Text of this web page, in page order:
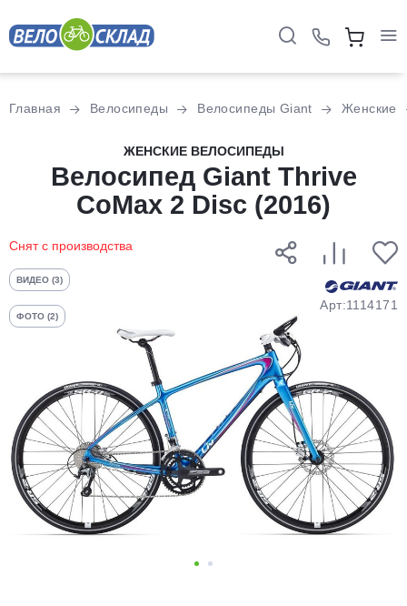
Главная Велосипеды Велосипеды Giant Женские
ЖЕНСКИЕ ВЕЛОСИПЕДЫ
Велосипед Giant Thrive
CoMax 2 Disc (2016)
Снят с производства
ВИДЕО (3)
ФОТО (2)
Арт:1114171
Разбейте
оплатуна части
без переплат
График платежей
Добавляйте товары
в корзину
Оплачивайте сегодня только
25% картой любого банка